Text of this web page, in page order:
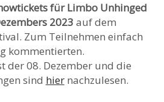
für Limbo Unhinged
2023 auf dem
Zum Teilnehmen einfach
kommentierten.
der 08. Dezember und die
sind hiernachzulesen.